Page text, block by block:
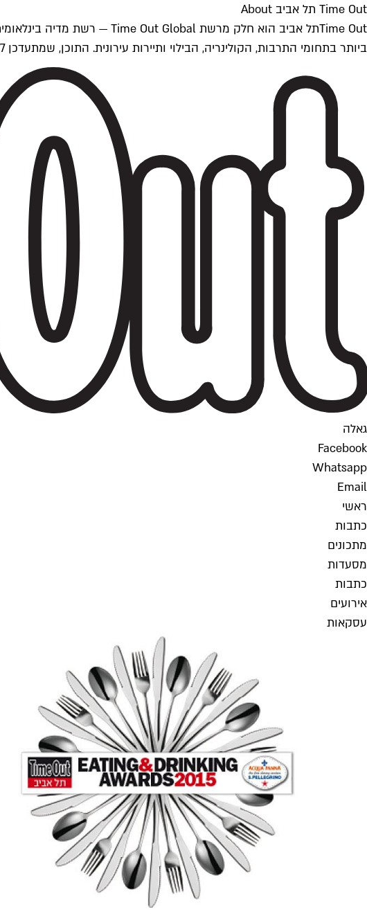
Time Out תל אביב About
ביותר בתחומי התרבות, הקולינריה, הבילוי ותיירות עירונית. התוכן, שמתעדכן 24/7, נכתב ונערך על ידי צוות עיתונאים מקצועי מקומי בישראל, בהתאם לסטנדרטים של Time Out העולמית.
גאלה
Facebook
Whatsapp
Email
ראשי
כתבות
מתכונים
מסעדות
כתבות
אירועים
עסקאות